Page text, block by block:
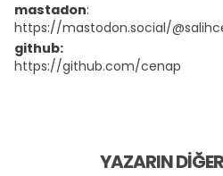
mastadon:
https://mastodon.social/
github:
https://github.com/cenap
YAZARIN